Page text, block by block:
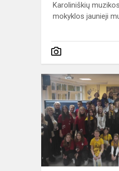
Karoliniškių muzikos
mokyklos jaunieji